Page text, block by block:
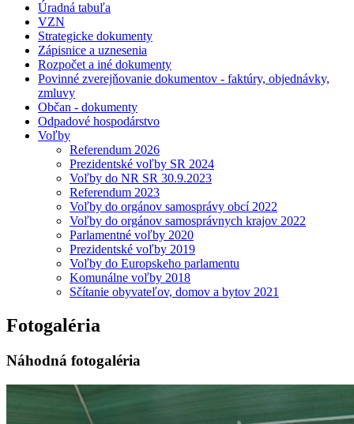
Úradná tabuľa
VZN
Strategicke dokumenty
Zápisnice a uznesenia
Rozpočet a iné dokumenty
Povinné zverejňovanie dokumentov - faktúry, objednávky,
zmluvy
Občan - dokumenty
Odpadové hospodárstvo
Voľby
Referendum 2026
Prezidentské voľby SR 2024
Voľby do NR SR 30.9.2023
Referendum 2023
Voľby do orgánov samosprávy obcí 2022
Voľby do orgánov samosprávnych krajov 2022
Parlamentné voľby 2020
Prezidentské voľby 2019
Voľby do Europskeho parlamentu
Komunálne voľby 2018
Sčítanie obyvateľov, domov a bytov 2021
Fotogaléria
Náhodná fotogaléria